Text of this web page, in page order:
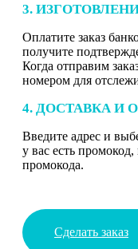
3.
Оплатите заказ
получите
Когда отправим
номером для
4. ДОСТАВКА И
Введите адрес и
у вас есть
промокода.
Сделать заказ